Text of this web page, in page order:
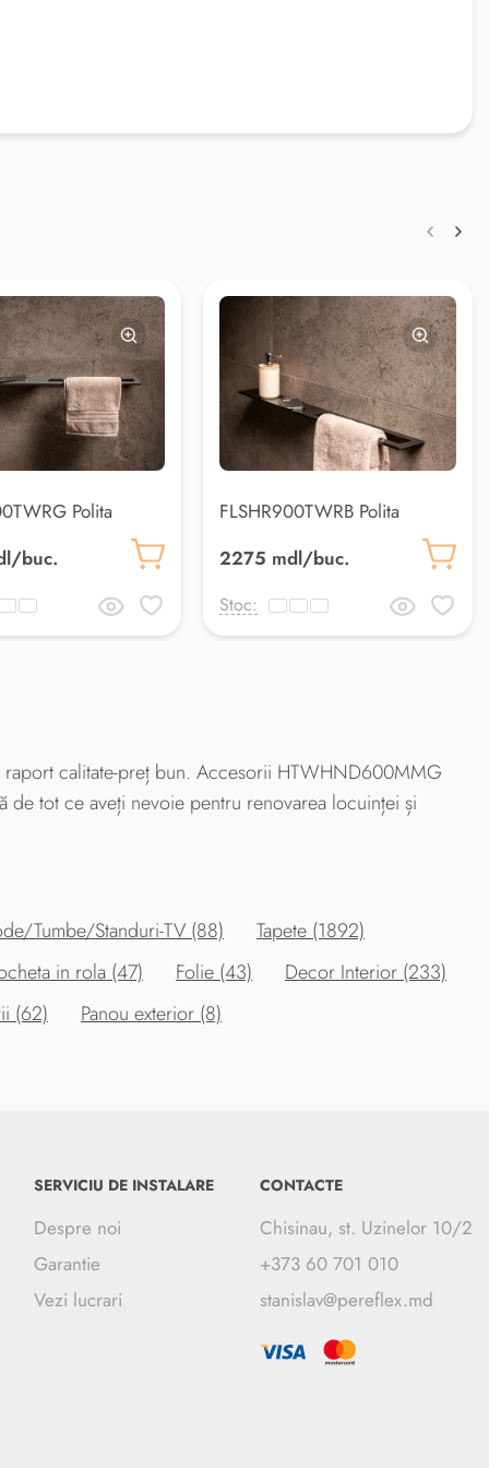
Polita
buc.
FLSHR900TWRB Polita
2275 mdl/buc.
Stoc:
calitate-preț bun. Accesorii HTWHND600MMG
de tot ce aveți nevoie pentru renovarea locuinței și
Tumbe/Standuri-TV (88)
Tapete (1892)
in rola (47) Folie (43)
Decor Interior (233)
(62) Panou exterior (8)
SERVICIU DE INSTALARE
Despre noi
Garantie
Vezi lucrari
CONTACTE
Chisinau, st. Uzinelor 10/2
+373 60 701 010
stanislav@pereflex.md